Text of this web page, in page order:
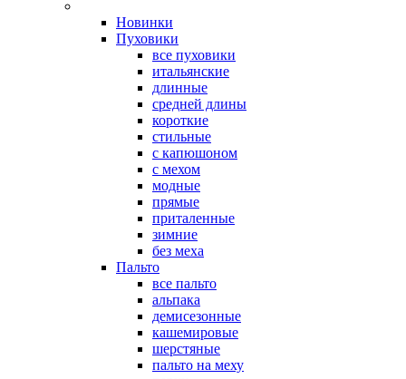
Новинки
Пуховики
все пуховики
итальянские
длинные
средней длины
короткие
стильные
с капюшоном
с мехом
модные
прямые
приталенные
зимние
без меха
Пальто
все пальто
альпака
демисезонные
кашемировые
шерстяные
пальто на меху